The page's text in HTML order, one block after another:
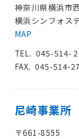
神奈川県横浜市
横浜シンフォス
MAP
TEL.045-514-
FAX. 045-514-
尼崎事業所
〒661-8555